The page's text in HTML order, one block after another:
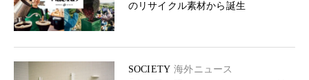
のリサイクル素材から誕生
SOCIETY 海外ニュース